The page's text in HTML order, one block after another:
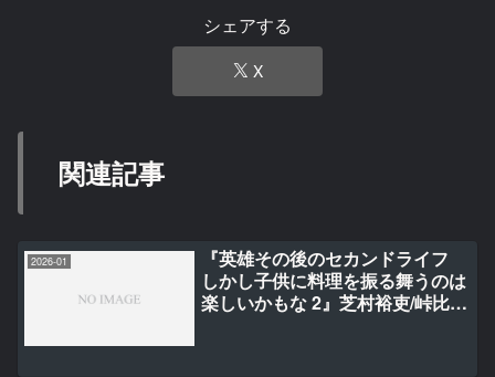
シェアする
X
関連記事
2026-01
『英雄その後のセカンドライフ
しかし子供に料理を振る舞うのは
楽しいかもな 2』芝村裕吏/峠比